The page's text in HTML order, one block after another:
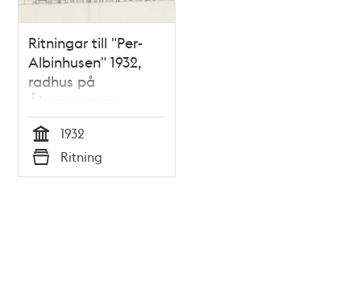
Ritningar till "Per-
Albinhusen" 1932,
radhus på
Ålstensgatan
Tid
1932
Typ
Ritning